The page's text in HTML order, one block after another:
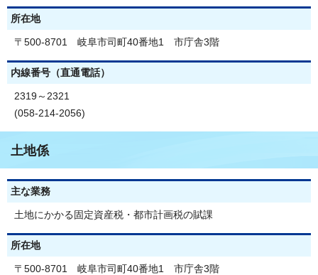
所在地
〒500-8701 岐阜市司町40番地1 市庁舎3階
内線番号（直通電話）
2319～2321
(058-214-2056)
土地係
主な業務
土地にかかる固定資産税・都市計画税の賦課
所在地
〒500-8701 岐阜市司町40番地1 市庁舎3階